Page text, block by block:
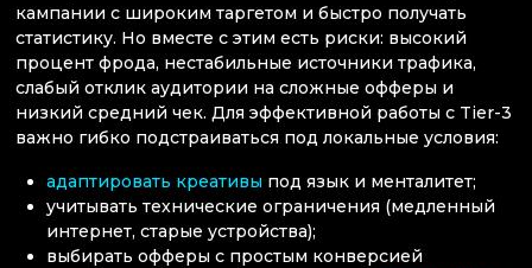
кампании с широким таргетом и быстро получать
статистику. Но вместе с этим есть риски: высокий
процент фрода, нестабильные источники трафика,
слабый отклик аудитории на сложные офферы и
низкий средний чек. Для эффективной работы с Tier-3
важно гибко подстраиваться под локальные условия:
адаптировать креативы под язык и менталитет;
учитывать технические ограничения (медленный
интернет, старые устройства);
выбирать офферы с простым конверсией